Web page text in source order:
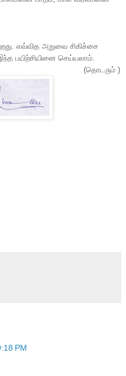
எவ்வித அறுவை சிகிச்சை
பயிற்சியினை செய்யலாம்.
(தொடரும் )
PM